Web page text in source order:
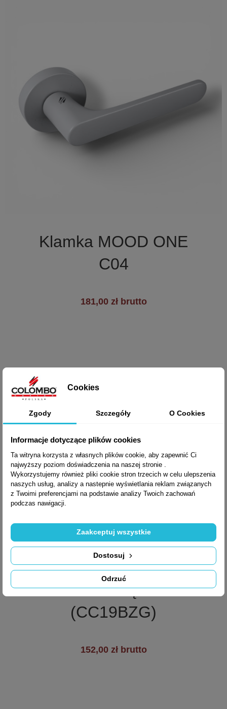
Klamka MOOD ONE
C04
181,00 zł brutto
Szybki podgląd
SZYLD DOLNY Z
BLOKADĄ WC
(CC19BZG)
152,00 zł brutto
Cookies
Zgody Szczegóły O Cookies
Informacje dotyczące plików cookies
Ta witryna korzysta z własnych plików cookie, aby zapewnić Ci
najwyższy poziom doświadczenia na naszej stronie .
Wykorzystujemy również pliki cookie stron trzecich w celu ulepszenia
naszych usług, analizy a nastepnie wyświetlania reklam związanych
z Twoimi preferencjami na podstawie analizy Twoich zachowań
podczas nawigacji.
Odrzuć
Dostosuj
Zaakceptuj wszystkie